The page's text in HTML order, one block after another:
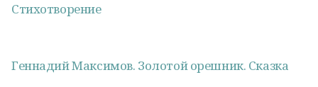
Стихотворение
Геннадий Максимов. Золотой орешник. Сказка